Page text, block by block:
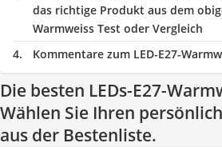
das richtige Produkt aus dem
Warmweiss Test oder Vergleich
Kommentare zum LED-E27-
Die besten LEDs-E27-
Wählen Sie Ihren
aus der Bestenliste.